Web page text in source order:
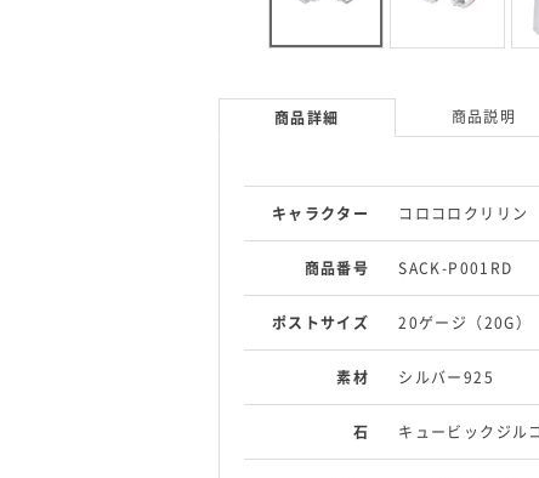
商品詳細 商品説明
キャラクター コロコロクリリン
商品番号 SACK-P001RD
ポストサイズ 20ゲージ（20G）
素材 シルバー925
石 キュービックジル